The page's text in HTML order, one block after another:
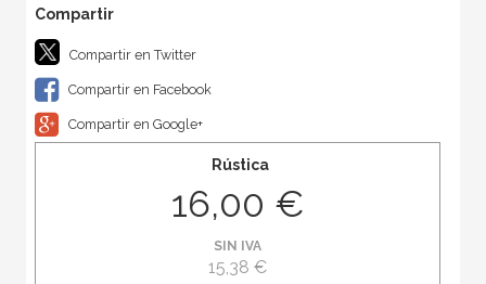
Compartir en Twitter
Compartir en Facebook
Compartir en Google+
Rústica
16,00 €
SIN IVA
15,38 €